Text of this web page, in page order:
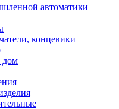
автоматики
концевики
дом